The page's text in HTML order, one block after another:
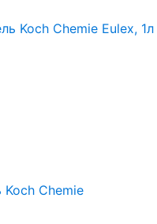
Koch Chemie Eulex, 1л